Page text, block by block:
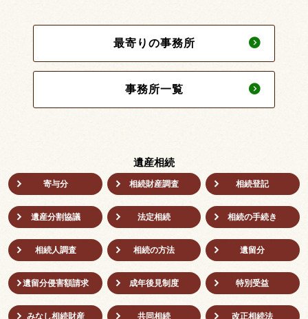
最寄りの事務所
事務所一覧
遺産相続
寄与分 相続財産調査 相続登記
遺産分割協議 法定相続 相続の⼿続き
相続人調査 相続の方法 遺留分
遺留分侵害額請求 成年後⾒制度 特別受益
みなし相続財産 共同相続 改正相続法